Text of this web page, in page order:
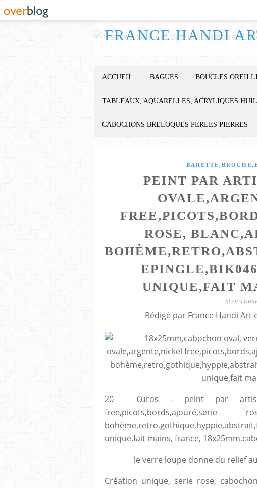
ACCUEIL BAGUES BOUCLES
TABLEAUX, AQUARELLES, ACRYLIQUES
CABOCHONS BRELOQUES PERLES PIERRES
PEINT PAR
ROSE,
UNIQUE,FAIT
20
Rédigé par France Handi
20 €uros - peint par artiste,
unique,fait mains, france,
le verre loupe donne du relief
Création unique, serie rose,